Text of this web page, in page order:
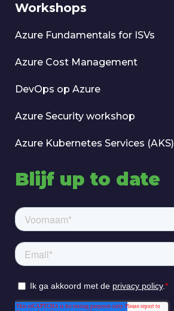
Workshops
Azure Fundamentals for ISVs
Azure Cost Management
DevOps op Azure
Azure Security workshop
Azure Kubernetes Services (AKS)
Blijf up to date